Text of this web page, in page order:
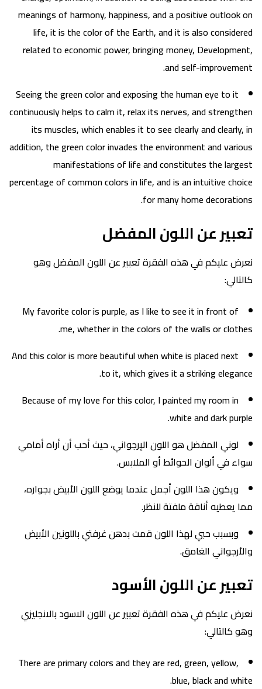
meanings of harmony, happiness, and a positive outlook on
life, it is the color of the Earth, and it is also considered
related to economic power, bringing money, Development,
and self-improvement.
Seeing the green color and exposing the human eye to it
continuously helps to calm it, relax its nerves, and strengthen
its muscles, which enables it to see clearly and clearly, in
addition, the green color invades the environment and various
manifestations of life and constitutes the largest
percentage of common colors in life, and is an intuitive choice
for many home decorations.
تعبير عن اللون المفضل
نعرض عليكم في هذه الفقرة تعبير عن اللون المفضل وهو
كالتالي:
My favorite color is purple, as I like to see it in front of
me, whether in the colors of the walls or clothes.
And this color is more beautiful when white is placed next
to it, which gives it a striking elegance.
Because of my love for this color, I painted my room in
white and dark purple.
لوني المفضل هو اللون الإرجواني، حيث أحب أن أراه أمامي
سواء في ألوان الحوائط أو الملابس.
ويكون هذا اللون أجمل عندما يوضع اللون الأبيض بجواره،
مما يعطيه أناقة ملفتة للنظر.
وبسبب حبي لهذا اللون قمت بدهن غرفتي باللونين الأبيض
والأرجواني الغامق.
تعبير عن اللون الأسود
نعرض عليكم في هذه الفقرة تعبير عن اللون الاسود بالانجليزي
وهو كالتالي:
There are primary colors and they are red, green, yellow,
blue, black and white.